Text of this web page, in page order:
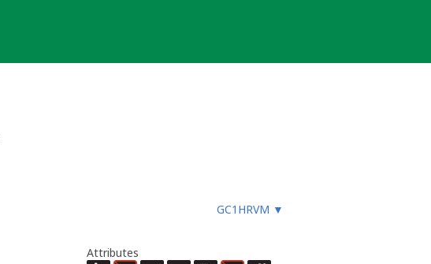
GC1HRVM ▼
Attributes